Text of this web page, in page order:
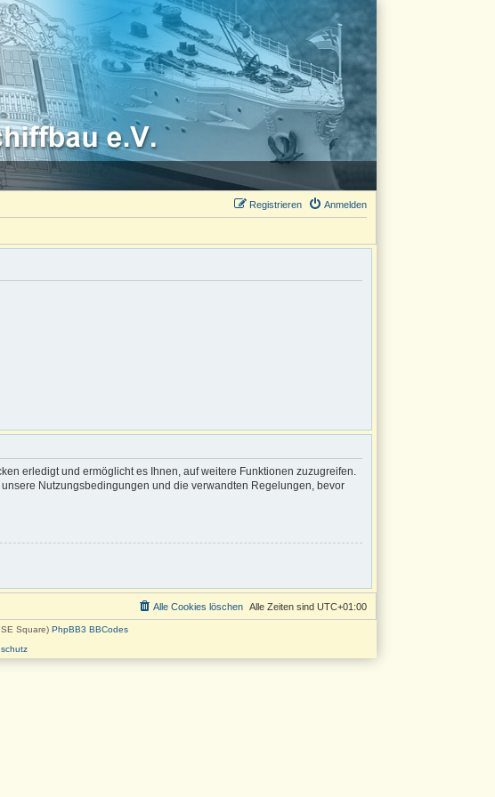
Anmelden
Registrieren
erledigt und ermöglicht es Ihnen, auf weitere Funktionen zuzugreifen.
Nutzungsbedingungen und die verwandten Regelungen, bevor
Alle Zeiten sind UTC+01:00
Alle Cookies löschen
Square) PhpBB3 BBCodes